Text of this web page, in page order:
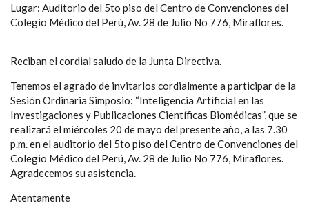
Lugar: Auditorio del 5to piso del Centro de Convenciones del
Colegio Médico del Perú, Av. 28 de Julio No 776, Miraflores.
Reciban el cordial saludo de la Junta Directiva.
Tenemos el agrado de invitarlos cordialmente a participar de la
Sesión Ordinaria Simposio: “Inteligencia Artificial en las
Investigaciones y Publicaciones Científicas Biomédicas”, que se
realizará el miércoles 20 de mayo del presente año, a las 7.30
p.m. en el auditorio del 5to piso del Centro de Convenciones del
Colegio Médico del Perú, Av. 28 de Julio No 776, Miraflores.
Agradecemos su asistencia.
Atentamente